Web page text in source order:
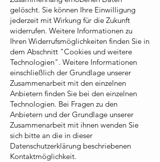
gelöscht. Sie können Ihre Einwilligung
jederzeit mit Wirkung für die Zukunft
widerrufen. Weitere Informationen zu
Ihren Widerrufsmöglichkeiten finden Sie in
dem Abschnitt "Cookies und weitere
Technologien". Weitere Informationen
einschließlich der Grundlage unserer
Zusammenarbeit mit den einzelnen
Anbietern finden Sie bei den einzelnen
Technologien. Bei Fragen zu den
Anbietern und der Grundlage unserer
Zusammenarbeit mit ihnen wenden Sie
sich bitte an die in dieser
Datenschutzerklärung beschriebenen
Kontaktmöglichkeit.